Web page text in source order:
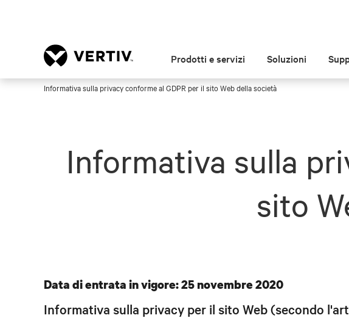
Prodotti e servizi Soluzioni
Informativa sulla privacy conforme al GDPR per il sito Web della società
Informativa sulla
sito
Data di entrata in vigore: 25 novembre 2020
Informativa sulla privacy per il sito Web (secondo